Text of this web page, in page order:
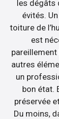
les dégâts
évités.
toiture de
est
autres
un
bon état.
préservée
Du moins,